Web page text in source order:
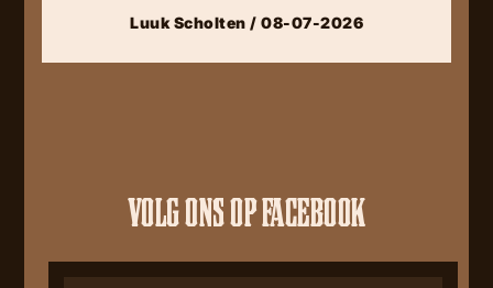
Luuk Scholten / 08-07-2026
VOLG ONS OP FACEBOOK